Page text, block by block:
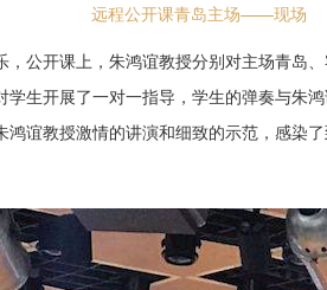
远程公开课青岛主场——现场
公开课上，朱鸿谊教授分别对主场青岛
生开展了一对一指导，学生的弹奏与朱
谊教授激情的讲演和细致的示范，感染